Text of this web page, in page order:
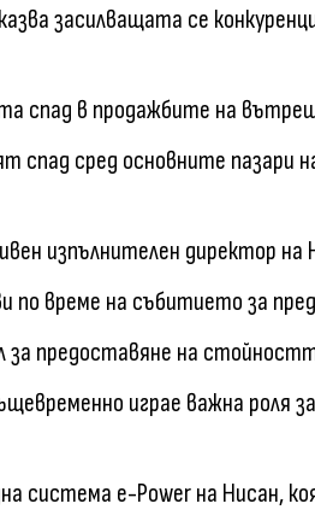
засилващата се
спад в продажбите на
спад сред основните пазари
изпълнителен директор
по време на събитието за
предоставяне на
играе важна роля
система e-Power на Нисан,